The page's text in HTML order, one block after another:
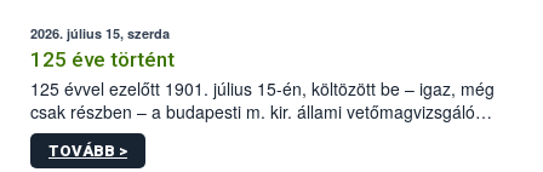
2026. július 15, szerda
125 éve történt
125 évvel ezelőtt 1901. július 15-én, költözött be – igaz, még
csak részben – a budapesti m. kir. állami vetőmagvizsgáló
állomás a Kis Rókus utca 15. szám alatti, Czigler Győző által
tervezett új épületébe.
TOVÁBB >